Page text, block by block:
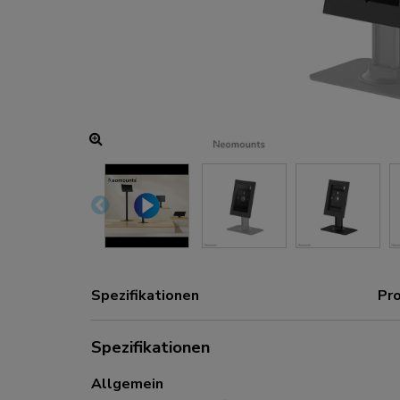
Spezifikationen
Spezifikationen
Allgemein